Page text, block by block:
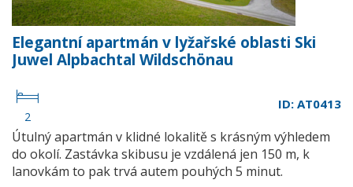
Elegantní apartmán v lyžařské oblasti Ski
Juwel Alpbachtal Wildschönau
2
ID: AT0413
Útulný apartmán v klidné lokalitě s krásným výhledem
do okolí. Zastávka skibusu je vzdálená jen 150 m, k
lanovkám to pak trvá autem pouhých 5 minut.